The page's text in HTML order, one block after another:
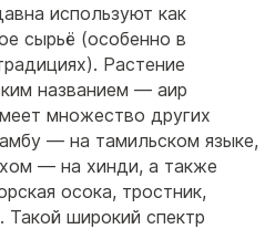
используют как
сырьё (особенно в
Растение
названием — аир
множество других
— на тамильском языке,
— на хинди, а также
осока, тростник,
Такой широкий спектр